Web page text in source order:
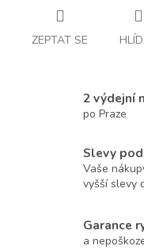
ZEPTAT SE
2 výdejní
po Praze
Slevy
Vaše
vyšší slevy
Garance
a